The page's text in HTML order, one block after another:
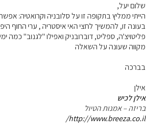
שלום יעל,
הייתי ממליץ בתקופה זו על סלובניה וקרואטיה:
בעונה זו, להמשיך לחצי האי איסטריה , ערי החוף
פליטויצ'ה, ספליט, דוברובניק ואפילו "לגנוב" כמה
מקווה שעונה על השאלה
בברכה
אילן
אילן לכיש
בריזה – אמנות הטיול
http://www.breeza.co.il/